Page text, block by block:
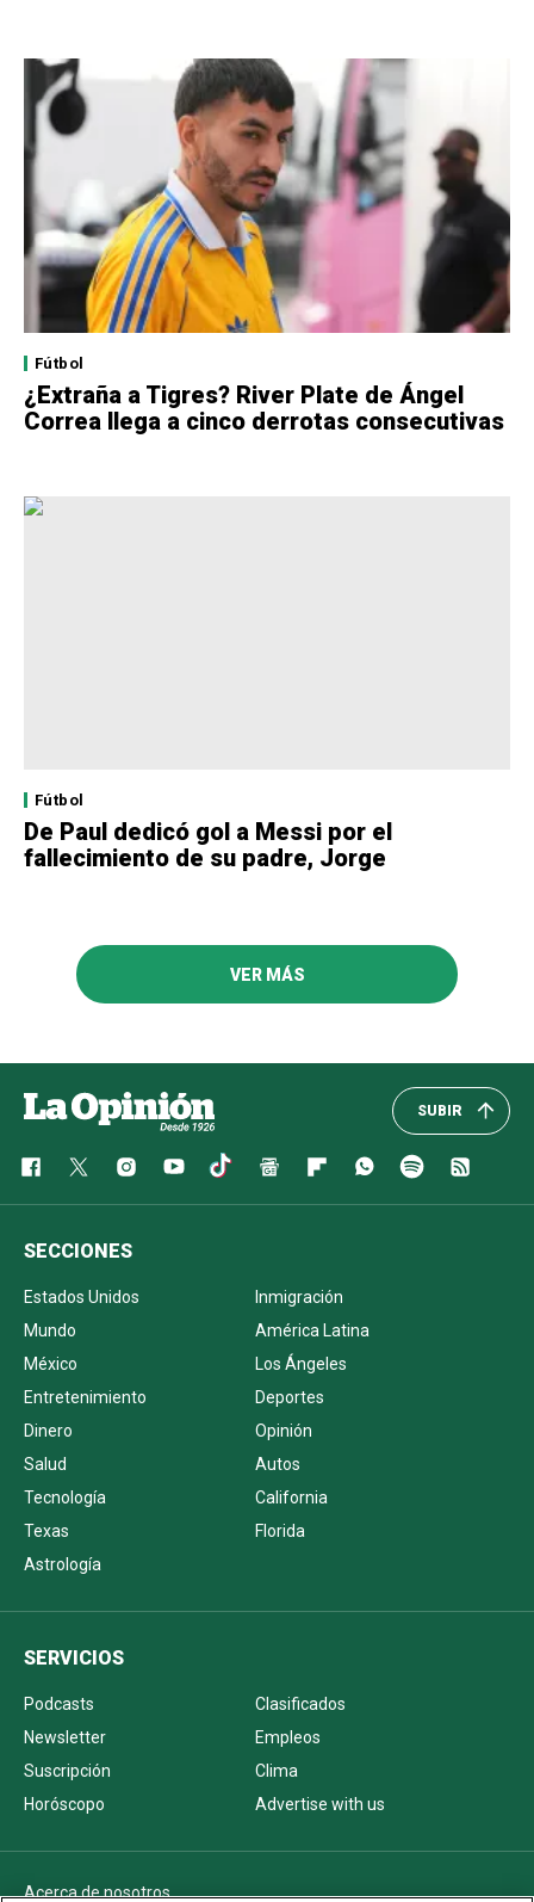
Fútbol
¿Extraña a Tigres? River Plate de Ángel
Correa llega a cinco derrotas consecutivas
Fútbol
De Paul dedicó gol a Messi por el
fallecimiento de su padre, Jorge
VER MÁS
SUBIR
SECCIONES
Estados Unidos
Inmigración
Mundo
América Latina
México
Los Ángeles
Entretenimiento
Deportes
Dinero
Opinión
Salud
Autos
Tecnología
California
Texas
Florida
Astrología
SERVICIOS
Podcasts
Clasificados
Newsletter
Empleos
Suscripción
Clima
Horóscopo
Advertise with us
Acerca de nosotros